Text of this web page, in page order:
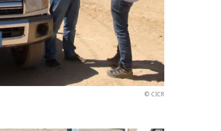
© CICR